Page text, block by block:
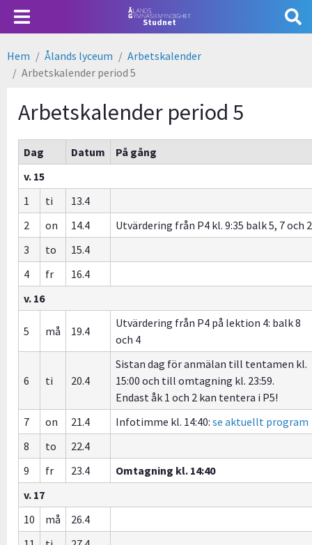
Hoppa
till
Studnet Användarmeny
Länkstig
Hem Ålands lyceum
Arbetskalender
Arbetskalender period 5
Arbetskalender period 5
Dag Datum
På gång
v. 15
1
ti
13.4
2
on 14.4
Utvärdering från P4 kl. 9:35 balk 5, 7 och 2
3
to
15.4
4
fr
16.4
v. 16
5 må 19.4
Utvärdering från P4 på lektion 4: balk 8
och 4
6 ti 20.4
Sistan dag för anmälan till tentamen kl.
15:00 och till omtagning kl. 23:59.
Endast åk 1 och 2 kan tentera i P5!
7
on 21.4 Infotimme kl. 14:40: se aktuellt program
8
to
22.4
9
fr 23.4
Omtagning kl. 14:40
v. 17
10
må
26.4